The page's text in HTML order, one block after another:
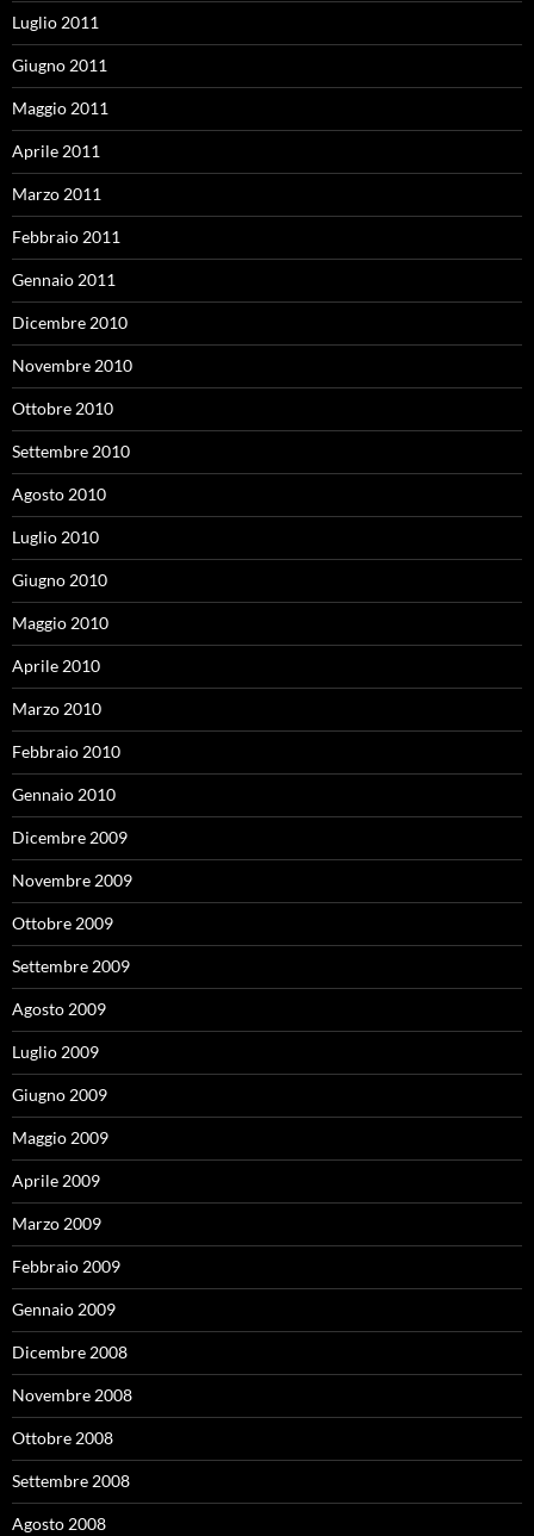
Luglio 2011
Giugno 2011
Maggio 2011
Aprile 2011
Marzo 2011
Febbraio 2011
Gennaio 2011
Dicembre 2010
Novembre 2010
Ottobre 2010
Settembre 2010
Agosto 2010
Luglio 2010
Giugno 2010
Maggio 2010
Aprile 2010
Marzo 2010
Febbraio 2010
Gennaio 2010
Dicembre 2009
Novembre 2009
Ottobre 2009
Settembre 2009
Agosto 2009
Luglio 2009
Giugno 2009
Maggio 2009
Aprile 2009
Marzo 2009
Febbraio 2009
Gennaio 2009
Dicembre 2008
Novembre 2008
Ottobre 2008
Settembre 2008
Agosto 2008